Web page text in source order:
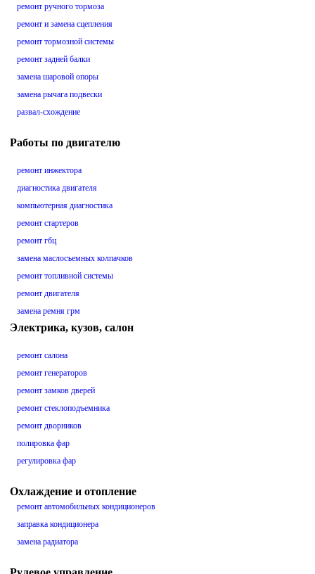
ремонт ручного тормоза
ремонт и замена сцепления
ремонт тормозной системы
ремонт задней балки
замена шаровой опоры
замена рычага подвески
развал-схождение
Работы по двигателю
ремонт инжектора
диагностика двигателя
компьютерная диагностика
ремонт стартеров
ремонт гбц
замена маслосъемных колпачков
ремонт топливной системы
ремонт двигателя
замена ремня грм
Электрика, кузов, салон
ремонт салона
ремонт генераторов
ремонт замков дверей
ремонт стеклоподъемника
ремонт дворников
полировка фар
регулировка фар
Охлаждение и отопление
ремонт автомобильных кондиционеров
заправка кондиционера
замена радиатора